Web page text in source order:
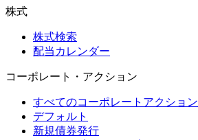
株式
株式検索
配当カレンダー
コーポレート・アクション
すべてのコーポレートアクション
デフォルト
新規債券発行